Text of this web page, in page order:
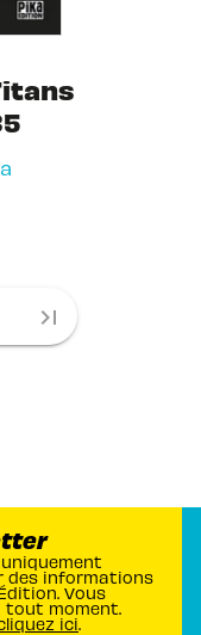
last_page
des informations
Vous
tout moment.
ici.